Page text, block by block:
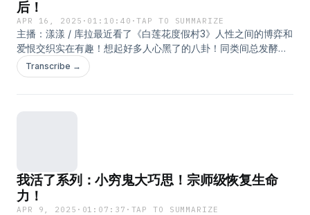
后！
APR 16, 2025 · 01:10:40 ·TAP TO SUMMARIZE
主播：漾漾 / 库拉最近看了《白莲花度假村3》人性之间的博弈和
爱恨交织实在有趣！想起好多人心黑了的八卦！同类间总发酵出
竞争，同类间也会发酵出微妙的爱；职场中关切里隐含的PUA，
领导两虎相争员工的巧妙周旋；斗胆猜测恶评的心路历程……准备
Transcribe →
我活了系列：小穷鬼大巧思！宗师级恢复生命
力！
APR 9, 2025 · 01:07:37 · TAP TO SUMMARIZE